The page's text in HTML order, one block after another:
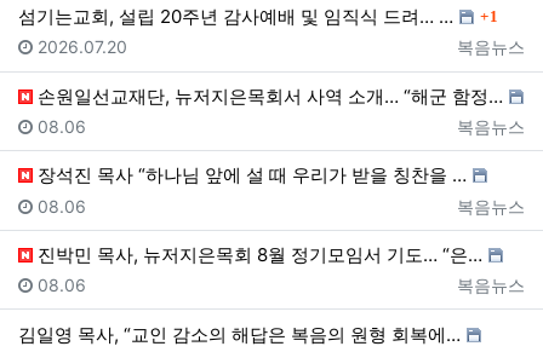
섬기는교회, 설립 20주년 감사예배 및 임직식 드려… …
댓글
1
등록자
복음뉴스
등록일
2026.07.20
손원일선교재단, 뉴저지은목회서 사역 소개… “해군 함정…
등록자
복음뉴스
등록일
08.06
장석진 목사 “하나님 앞에 설 때 우리가 받을 칭찬을 …
등록자
복음뉴스
등록일
08.06
진박민 목사, 뉴저지은목회 8월 정기모임서 기도… “은…
등록자
복음뉴스
등록일
08.06
김일영 목사, “교인 감소의 해답은 복음의 원형 회복에…